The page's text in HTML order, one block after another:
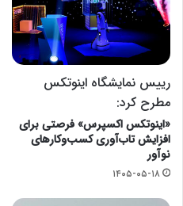
رییس نمایشگاه اینوتکس
مطرح کرد:
«اینوتکس اکسپرس» فرصتی برای
افزایش تاب‌آوری کسب‌وکارهای
نوآور
۱۴۰۵-۰۵-۱۸